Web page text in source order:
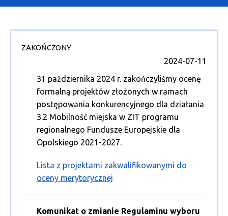
O Programie
Wiadomości
ZAKOŃCZONY
2024-07-11
31 października 2024 r. zakończyliśmy ocenę
formalną projektów złożonych w ramach
postępowania konkurencyjnego dla działania
3.2 Mobilność miejska w ZIT programu
regionalnego Fundusze Europejskie dla
Opolskiego 2021-2027.
Lista z projektami zakwalifikowanymi do
oceny merytorycznej
Komunikat o zmianie Regulaminu wyboru